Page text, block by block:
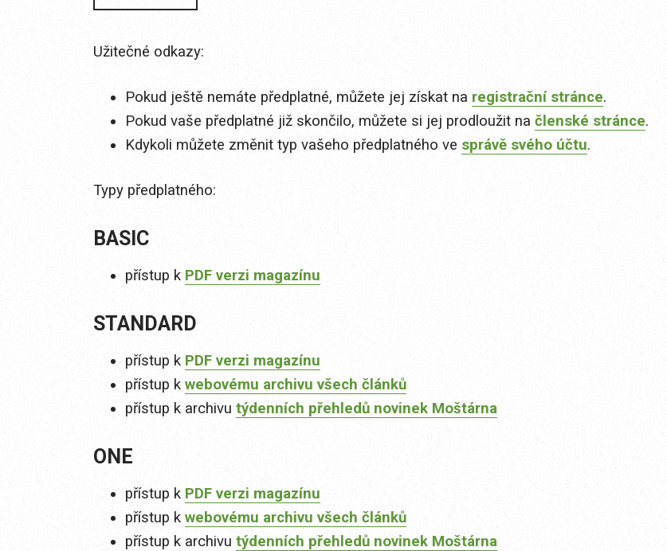
Užitečné odkazy:
Pokud ještě nemáte předplatné, můžete jej získat na registrační stránce.
Pokud vaše předplatné již skončilo, můžete si jej prodloužit na členské stránce.
Kdykoli můžete změnit typ vašeho předplatného ve správě svého účtu.
Typy předplatného:
BASIC
přístup k PDF verzi magazínu
STANDARD
přístup k PDF verzi magazínu
přístup k webovému archivu všech článků
přístup k archivu týdenních přehledů novinek Moštárna
ONE
přístup k PDF verzi magazínu
přístup k webovému archivu všech článků
přístup k archivu týdenních přehledů novinek Moštárna